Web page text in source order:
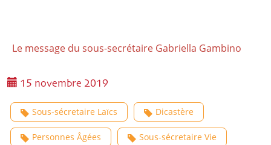
Le message du sous-secrétaire Gabriella Gambino
15 novembre 2019
Sous-sécretaire Laïcs Dicastère
Personnes Âgées Sous-sécretaire Vie